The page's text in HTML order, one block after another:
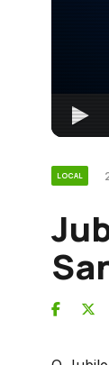
LOCAL